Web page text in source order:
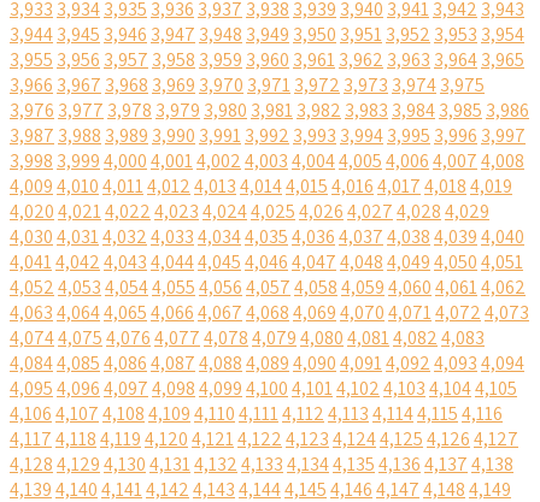
3,933 3,9343,935 3,936 3,937 3,938 3,939 3,940 3,9413,942 3,943
3,9443,945 3,946 3,947 3,948 3,949 3,950 3,9513,952 3,953 3,954
3,955 3,956 3,957 3,958 3,959 3,960 3,9613,962 3,963 3,9643,965
3,966 3,967 3,968 3,969 3,970 3,9713,972 3,973 3,9743,975
3,976 3,977 3,978 3,979 3,980 3,9813,982 3,983 3,9843,985 3,986
3,987 3,988 3,989 3,990 3,9913,992 3,993 3,9943,995 3,996 3,997
3,998 3,9994,0004,0014,0024,0034,0044,0054,0064,0074,008
4,0094,0104,0114,0124,0134,0144,0154,0164,0174,0184,019
4,0204,0214,0224,0234,0244,0254,0264,0274,0284,029
4,0304,0314,0324,0334,0344,0354,0364,0374,0384,0394,040
4,0414,0424,0434,0444,0454,0464,0474,0484,0494,0504,051
4,0524,0534,0544,0554,0564,0574,0584,0594,0604,0614,062
4,0634,0644,0654,0664,0674,0684,0694,0704,0714,0724,073
4,0744,0754,0764,0774,0784,0794,0804,0814,0824,083
4,0844,0854,0864,0874,0884,0894,0904,0914,0924,0934,094
4,0954,0964,0974,0984,0994,1004,1014,1024,1034,1044,105
4,1064,1074,1084,1094,1104,1114,1124,1134,1144,1154,116
4,1174,1184,1194,1204,1214,1224,1234,1244,1254,1264,127
4,1284,1294,1304,1314,1324,1334,1344,1354,1364,1374,138
4,1394,1404,1414,1424,1434,1444,1454,1464,1474,1484,149